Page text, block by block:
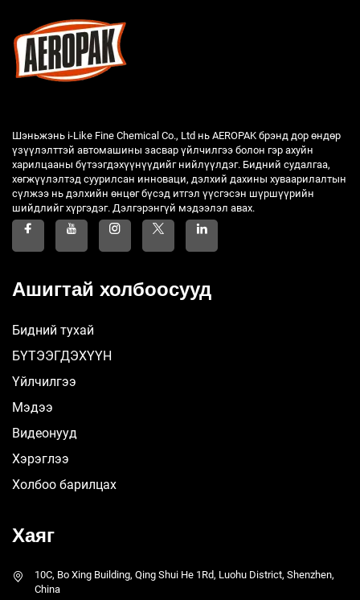
Шэньжэнь i-Like Fine Chemical Co., Ltd нь AEROPAK брэнд дор өндөр
үзүүлэлттэй автомашины засвар үйлчилгээ болон гэр ахуйн
харилцааны бүтээгдэхүүнүүдийг нийлүүлдэг. Бидний судалгаа,
хөгжүүлэлтэд суурилсан инноваци, дэлхий дахины хуваарилалтын
сүлжээ нь дэлхийн өнцөг бүсэд итгэл үүсгэсэн шүршүүрийн
шийдлийг хүргэдэг. Дэлгэрэнгүй мэдээлэл авах.
Ашигтай холбоосууд
Бидний тухай
БҮТЭЭГДЭХҮҮН
Үйлчилгээ
Мэдээ
Видеонууд
Хэрэглээ
Холбоо барилцах
Хаяг
10C, Bo Xing Building, Qing Shui He 1Rd, Luohu District, Shenzhen,
China